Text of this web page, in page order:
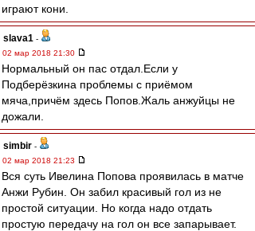
играют кони.
slava1 -
02 мар 2018 21:30
Нормальный он пас отдал.Если у
Подберёзкина проблемы с приёмом
мяча,причём здесь Попов.Жаль анжуйцы не
дожали.
simbir -
02 мар 2018 21:23
Вся суть Ивелина Попова проявилась в матче
Анжи Рубин. Он забил красивый гол из не
простой ситуации. Но когда надо отдать
простую передачу на гол он все запарывает.